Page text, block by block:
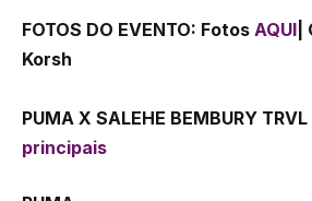
FOTOS DO EVENTO: Fotos AQUI
Korsh
PUMA X SALEHE BEMBURY TRVL
principais